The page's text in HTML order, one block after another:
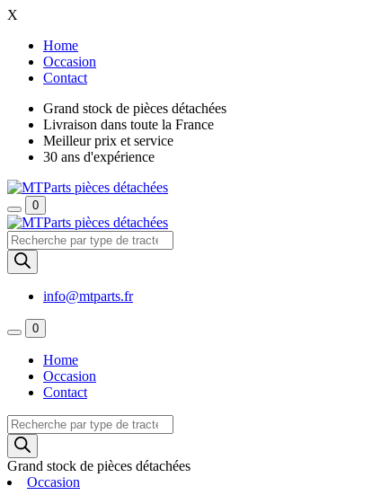
X
Home
Occasion
Contact
Grand stock de pièces détachées
Livraison dans toute la France
Meilleur prix et service
30 ans d'expérience
0
Recherche
de
produits
info@mtparts.fr
0
Home
Occasion
Contact
Recherche
de
produits
Grand stock de pièces détachées
Occasion